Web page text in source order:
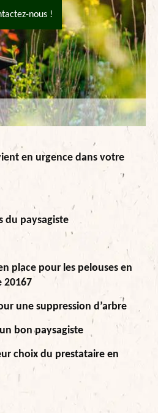
nous !
en urgence dans votre
du paysagiste
place pour les pelouses en
20167
une suppression d’arbre
bon paysagiste
choix du prestataire en